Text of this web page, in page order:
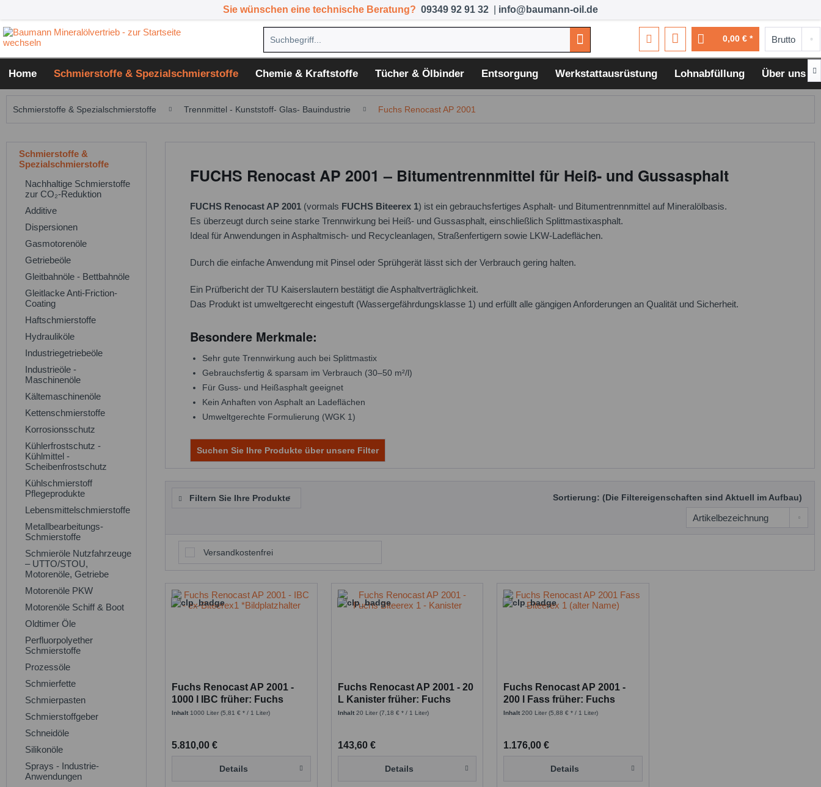
Sie wünschen eine technische Beratung? 09349 92 91 32 info@baumann-oil.de
0,00 € *
Home Schmierstoffe & Spezialschmierstoffe Chemie & Kraftstoffe Tücher & Ölbinder Entsorgung Werkstattausrüstung Lohnabfüllung Über uns 
Schmierstoffe & Spezialschmierstoffe Trennmittel - Kunststoff- Glas- Bauindustrie Fuchs Renocast AP 2001
Schmierstoffe &
Spezialschmierstoffe
Nachhaltige Schmierstoffe
zur CO₂-Reduktion
Additive
Dispersionen
Gasmotorenöle
Getriebeöle
Gleitbahnöle - Bettbahnöle
Gleitlacke Anti-Friction-
Coating
Haftschmierstoffe
Hydrauliköle
Industriegetriebeöle
Industrieöle -
Maschinenöle
Kältemaschinenöle
Kettenschmierstoffe
Korrosionsschutz
Kühlerfrostschutz -
Kühlmittel -
Scheibenfrostschutz
Kühlschmierstoff
Pflegeprodukte
Lebensmittelschmierstoffe
Metallbearbeitungs-
Schmierstoffe
Schmieröle Nutzfahrzeuge
– UTTO/STOU,
Motorenöle, Getriebe
Motorenöle PKW
Motorenöle Schiff & Boot
Oldtimer Öle
Perfluorpolyether
Schmierstoffe
Prozessöle
Schmierfette
Schmierpasten
Schmierstoffgeber
Schneidöle
Silikonöle
Sprays - Industrie-
Anwendungen
FUCHS Renocast AP 2001 – Bitumentrennmittel für Heiß- und Gussasphalt
FUCHS Renocast AP 2001 (vormals FUCHS Biteerex 1) ist ein gebrauchsfertiges Asphalt- und Bitumentrennmittel auf Mineralölbasis.
Es überzeugt durch seine starke Trennwirkung bei Heiß- und Gussasphalt, einschließlich Splittmastixasphalt.
Ideal für Anwendungen in Asphaltmisch- und Recycleanlagen, Straßenfertigern sowie LKW-Ladeflächen.
Durch die einfache Anwendung mit Pinsel oder Sprühgerät lässt sich der Verbrauch gering halten.
Ein Prüfbericht der TU Kaiserslautern bestätigt die Asphaltverträglichkeit.
Das Produkt ist umweltgerecht eingestuft (Wassergefährdungsklasse 1) und erfüllt alle gängigen Anforderungen an Qualität und Sicherheit.
Besondere Merkmale:
Sehr gute Trennwirkung auch bei Splittmastix
Gebrauchsfertig & sparsam im Verbrauch (30–50 m²/l)
Für Guss- und Heißasphalt geeignet
Kein Anhaften von Asphalt an Ladeflächen
Umweltgerechte Formulierung (WGK 1)
Suchen Sie Ihre Produkte über unsere Filter
Filtern Sie Ihre Produkte Sortierung: (Die Filtereigenschaften sind Aktuell im Aufbau)
Versandkostenfrei
Fuchs Renocast AP 2001 -
1000 l IBC früher: Fuchs
Biteerex 1
Inhalt 1000 Liter(5,81 € * / 1 Liter)
5.810,00 €
Details
Fuchs Renocast AP 2001 - 20
L Kanister früher: Fuchs
Biteerex 1
Inhalt 20 Liter (7,18 € * / 1 Liter)
143,60 €
Details
Fuchs Renocast AP 2001 -
200 l Fass früher: Fuchs
Biteerex 1
Inhalt200 Liter(5,88 € * / 1 Liter)
1.176,00 €
Details